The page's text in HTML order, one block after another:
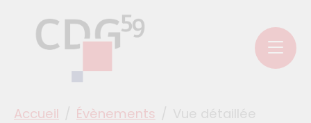
You are here:
Accueil Évènements